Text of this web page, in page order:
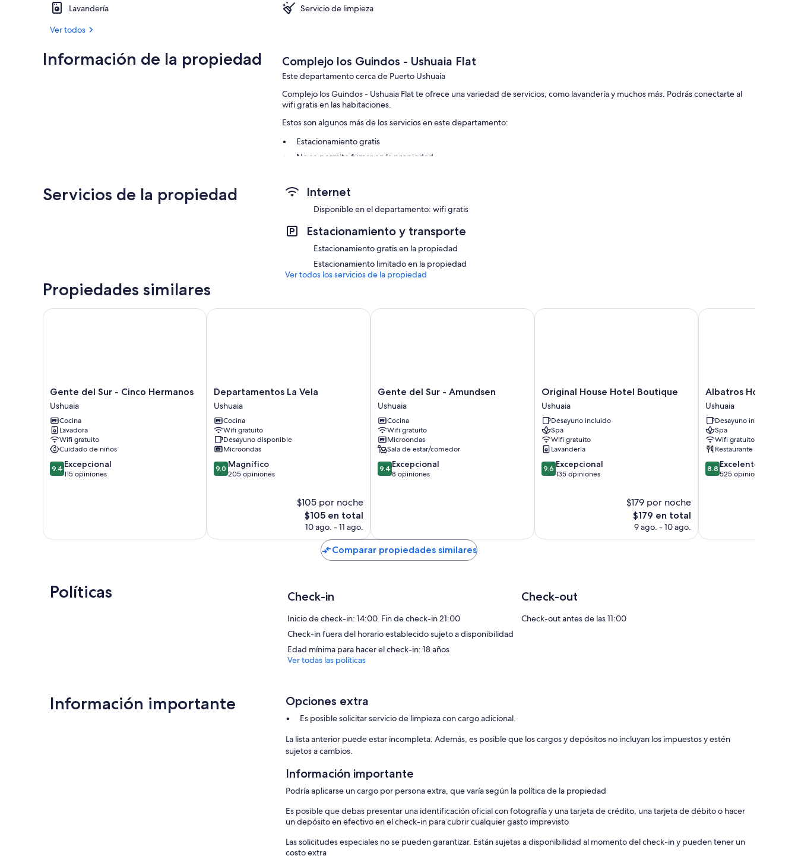
Lavandería
Servicio de limpieza
Ver todos
Información de la propiedad Complejo los Guindos - Ushuaia Flat
Este departamento cerca de Puerto Ushuaia
Complejo los Guindos - Ushuaia Flat te ofrece una variedad de servicios, como lavandería y muchos más. Podrás conectarte al
wifi gratis en las habitaciones.
Estos son algunos más de los servicios en este departamento:
Estacionamiento gratis
No se permite fumar en la propiedad
Todas las habitaciones de Complejo los Guindos - Ushuaia Flat tienen amenidades, que incluyen área de comedor
independiente y wifi gratis.
Otros de los servicios que también encontrarás son:
Baños con regaderas y bidets
Televisiones de pantalla plana de 32 pulgadas con canales por cable
Armarios o clósets, áreas de comedor independiente y cocinetas
Servicios de la propiedad Internet
Disponible en el departamento: wifi gratis
Estacionamiento y transporte
Estacionamiento gratis en la propiedad
Estacionamiento limitado en la propiedad
Ver todos los servicios de la propiedad
Propiedades similares
Gente
del
Sur
-
Cinco
Hermanos
Ushuaia
Gente del Sur - Cinco Hermanos
Ushuaia
Cocina
Lavadora
Wifi gratuito
Cuidado de niños
9.4
de
9.4 Excepcional
115 opiniones
Gente del Sur - Cinco Hermanos
Departamentos
La
Vela
Ushuaia
Departamentos La Vela
Ushuaia
Cocina
Wifi gratuito
Desayuno disponible
Microondas
9.0
de
9.0 Magnífico
205 opiniones
$105 por noche
El
precio
$105 en total
10 ago. - 11 ago.
Departamentos La Vela
Gente
del
Sur
-
Amundsen
Ushuaia
Gente del Sur - Amundsen
Ushuaia
Cocina
Wifi gratuito
Microondas
Sala de estar/comedor
9.4
de
9.4 Excepcional
8 opiniones
Gente del Sur - Amundsen
Original
House
Hotel
Boutique
Ushuaia
Original House Hotel Boutique
Ushuaia
Desayuno incluido
Spa
Wifi gratuito
Lavandería
9.6
de
9.6 Excepcional
135 opiniones
$179 por noche
El
precio
$179 en total
9 ago. - 10 ago.
Original House Hotel Boutique
Albatros
Hotel
Ushuaia
Albatros Hotel
Ushuaia
Desayuno incluido
Spa
Wifi gratuito
Restaurante
8.8
de
8.8 Excelente
525 opiniones
Albatros Hotel
Comparar propiedades similares
Políticas Check-in
Inicio de check-in: 14:00. Fin de check-in 21:00
Check-in fuera del horario establecido sujeto a disponibilidad
Edad mínima para hacer el check-in: 18 años
Check-out
Check-out antes de las 11:00
Ver todas las políticas
Información importante Opciones extra
Es posible solicitar servicio de limpieza con cargo adicional.
La lista anterior puede estar incompleta. Además, es posible que los cargos y depósitos no incluyan los impuestos y estén
sujetos a cambios.
Información importante
Podría aplicarse un cargo por persona extra, que varía según la política de la propiedad
Es posible que debas presentar una identificación oficial con fotografía y una tarjeta de crédito, una tarjeta de débito o hacer
un depósito en efectivo en el check-in para cubrir cualquier gasto imprevisto
Las solicitudes especiales no se pueden garantizar. Están sujetas a disponibilidad al momento del check-in y pueden tener un
costo extra